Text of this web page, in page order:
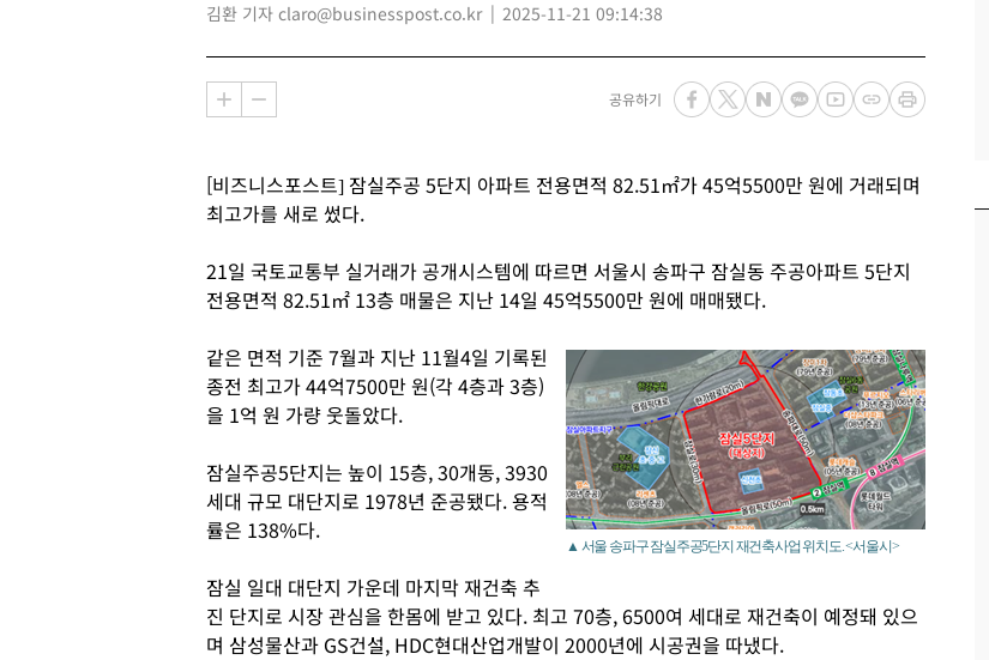
김환 기자 claro@businesspost.co.kr 2025-11-21 09:14:38
공유하기
[비즈니스포스트] 잠실주공 5단지 아파트 전용면적 82.51㎡가 45억5500만 원에 거래되며
최고가를 새로 썼다.
21일 국토교통부 실거래가 공개시스템에 따르면 서울시 송파구 잠실동 주공아파트 5단지
전용면적 82.51㎡ 13층 매물은 지난 14일 45억5500만 원에 매매됐다.
▲ 서울 송파구 잠실주공5단지 재건축사업 위치도. <서울시>
같은 면적 기준 7월과 지난 11월4일 기록된
종전 최고가 44억7500만 원(각 4층과 3층)
을 1억 원 가량 웃돌았다.
잠실주공5단지는 높이 15층, 30개동, 3930
세대 규모 대단지로 1978년 준공됐다. 용적
률은 138%다.
잠실 일대 대단지 가운데 마지막 재건축 추
진 단지로 시장 관심을 한몸에 받고 있다. 최고 70층, 6500여 세대로 재건축이 예정돼 있으
며 삼성물산과 GS건설, HDC현대산업개발이 2000년에 시공권을 따냈다.